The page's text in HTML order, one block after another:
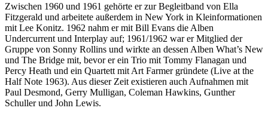
Zwischen 1960 und 1961 gehörte er zur Begleitband von Ella
Fitzgerald und arbeitete außerdem in New York in Kleinformationen
mit Lee Konitz. 1962 nahm er mit Bill Evans die Alben
Undercurrent und Interplay auf; 1961/1962 war er Mitglied der
Gruppe von Sonny Rollins und wirkte an dessen Alben What’s New
und The Bridge mit, bevor er ein Trio mit Tommy Flanagan und
Percy Heath und ein Quartett mit Art Farmer gründete (Live at the
Half Note 1963). Aus dieser Zeit existieren auch Aufnahmen mit
Paul Desmond, Gerry Mulligan, Coleman Hawkins, Gunther
Schuller und John Lewis.